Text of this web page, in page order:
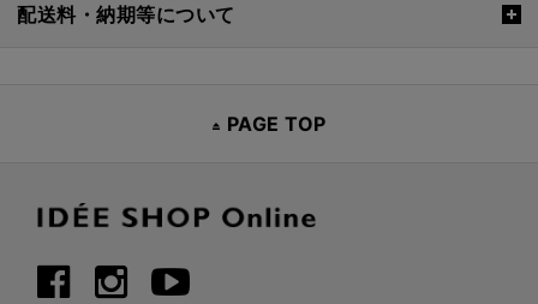
配送料・納期等について
PAGE TOP